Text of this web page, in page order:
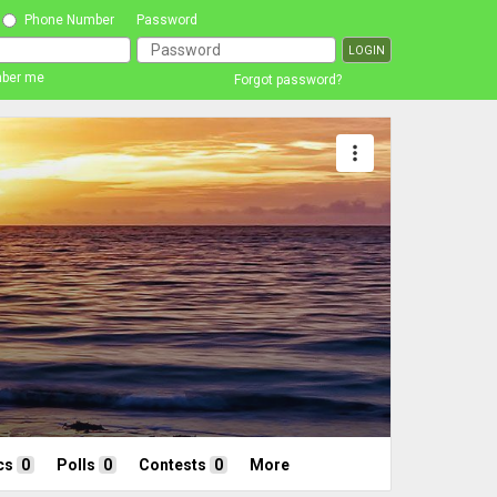
Phone Number Password
me Forgot password?
more_vert
0 Polls 0 Contests 0 More